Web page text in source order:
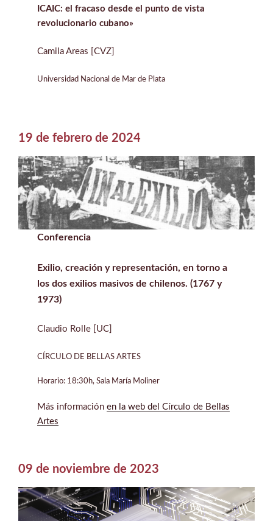
ICAIC: el fracaso desde el punto de vista
revolucionario cubano»
Camila Areas [CVZ]
Universidad Nacional de Mar de Plata
19 de febrero de 2024
Conferencia
Exilio, creación y representación, en torno a
los dos exilios masivos de chilenos. (1767 y
1973)
Claudio Rolle [UC]
CÍRCULO DE BELLAS ARTES
Horario: 18:30h, Sala María Moliner
Más informaciónen la web del Círculo de Bellas
Artes
09 de noviembre de 2023